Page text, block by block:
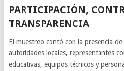
PARTICIPACIÓN,
TRANSPARENCIA
El muestreo contó con la presencia
autoridades locales, representantes
educativas, equipos técnicos y